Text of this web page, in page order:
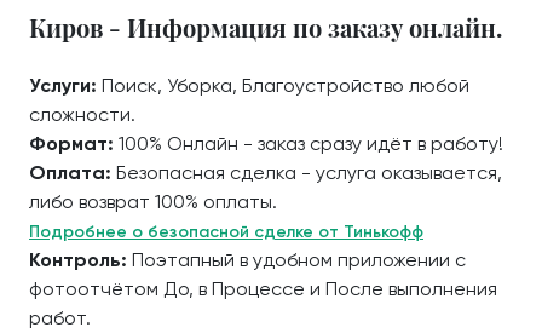
Киров - Информация по заказу онлайн.
Услуги: Поиск, Уборка, Благоустройство любой
сложности.
Формат: 100% Онлайн - заказ сразу идёт в работу!
Оплата: Безопасная сделка - услуга оказывается,
либо возврат 100% оплаты.
Подробнее о безопасной сделке от Тинькофф
Контроль: Поэтапный в удобном приложении с
фотоотчётом До, в Процессе и После выполнения
работ.